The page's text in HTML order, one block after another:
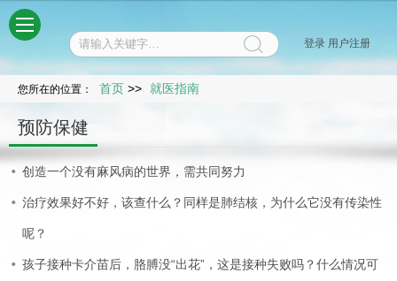
登录 用户注册
您所在的位置： 首页 >> 就医指南
预防保健
创造一个没有麻风病的世界，需共同努力
治疗效果好不好，该查什么？同样是肺结核，为什么它没有传染性
呢？
孩子接种卡介苗后，胳膊没“出花”，这是接种失败吗？什么情况可